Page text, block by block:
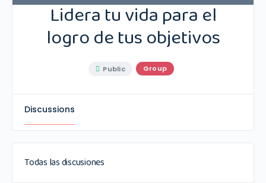
Lidera tu vida para el
logro de tus objetivos
Public Group
Discussions
Todas las discusiones